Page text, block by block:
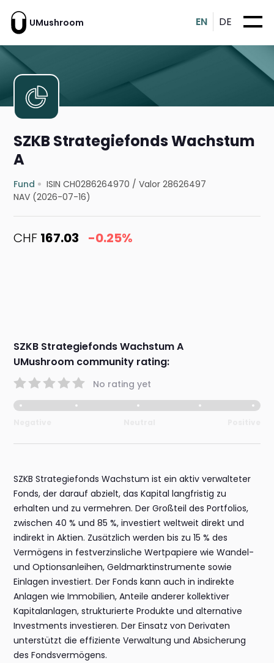
UMushroom EN DE
SZKB Strategiefonds Wachstum
A
Fund ISIN CH0286264970 /Valor 28626497
NAV (2026-07-16)
CHF 167.03 -0.25%
SZKB Strategiefonds Wachstum A
UMushroom community rating:
No rating yet
SZKB Strategiefonds Wachstum ist ein aktiv verwalteter
Fonds, der darauf abzielt, das Kapital langfristig zu
erhalten und zu vermehren. Der Großteil des Portfolios,
zwischen 40 % und 85 %, investiert weltweit direkt und
indirekt in Aktien. Zusätzlich werden bis zu 15 % des
Vermögens in festverzinsliche Wertpapiere wie Wandel-
und Optionsanleihen, Geldmarktinstrumente sowie
Einlagen investiert. Der Fonds kann auch in indirekte
Anlagen wie Immobilien, Anteile anderer kollektiver
Kapitalanlagen, strukturierte Produkte und alternative
Investments investieren. Der Einsatz von Derivaten
unterstützt die effiziente Verwaltung und Absicherung
des Fondsvermögens.